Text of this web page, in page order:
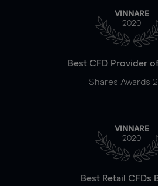
VINNARE
2020
Best CFD Provider
Shares Awards
VINNARE
2020
Best Retail CFDs